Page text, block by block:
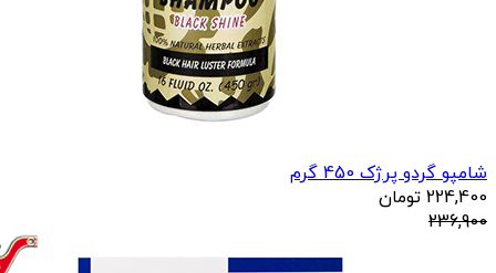
شامپو گردو پرژک 450 گرم
224,400 تومان
236,900